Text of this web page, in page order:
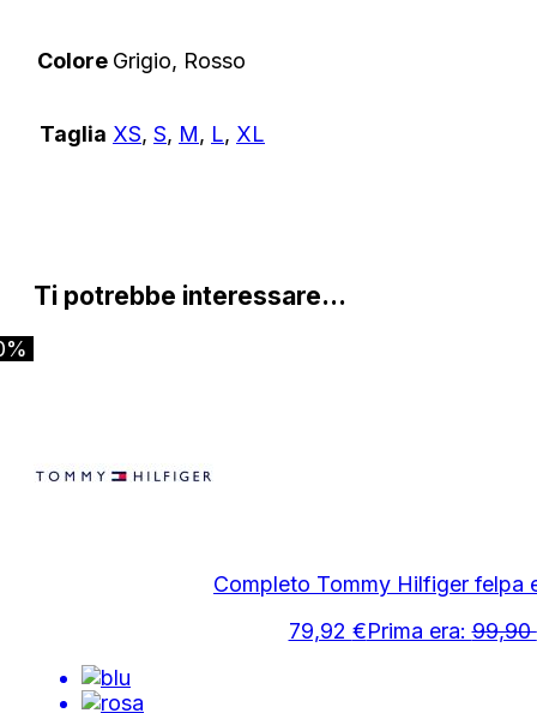
Colore Grigio, Rosso
Taglia XS, S, M, L, XL
Ti potrebbe interessare…
Completo Tommy Hilfiger felpa
79,92 €Prima era:99,90